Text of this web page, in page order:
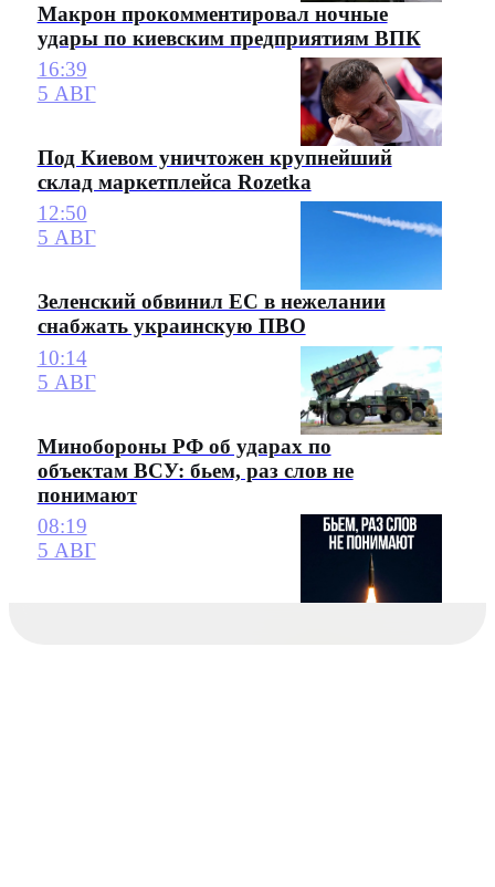
Макрон прокомментировал ночные
удары по киевским предприятиям ВПК
16:39
5 АВГ
Под Киевом уничтожен крупнейший
склад маркетплейса Rozetka
12:50
5 АВГ
Зеленский обвинил ЕС в нежелании
снабжать украинскую ПВО
10:14
5 АВГ
Минобороны РФ об ударах по
объектам ВСУ: бьем, раз слов не
понимают
08:19
5 АВГ